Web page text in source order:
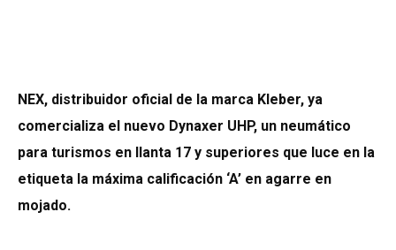
NEX, distribuidor oficial de la marca Kleber, ya
comercializa el nuevo Dynaxer UHP, un neumático
para turismos en llanta 17 y superiores que luce en la
etiqueta la máxima calificación ‘A’ en agarre en
mojado.